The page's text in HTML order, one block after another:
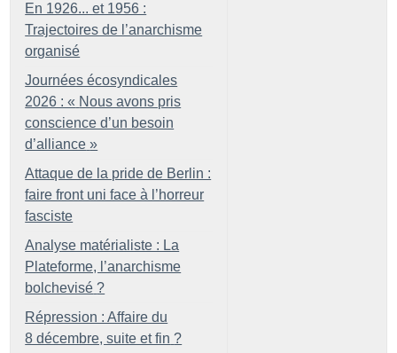
En 1926... et 1956 :
Trajectoires de l’anarchisme
organisé
Journées écosyndicales
2026 : « Nous avons pris
conscience d’un besoin
d’alliance »
Attaque de la pride de Berlin :
faire front uni face à l’horreur
fasciste
Analyse matérialiste : La
Plateforme, l’anarchisme
bolchevisé ?
Répression : Affaire du
8 décembre, suite et fin ?